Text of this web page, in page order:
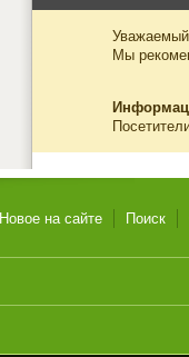
Уважаемый
Мы
Новое на сайте Поиск